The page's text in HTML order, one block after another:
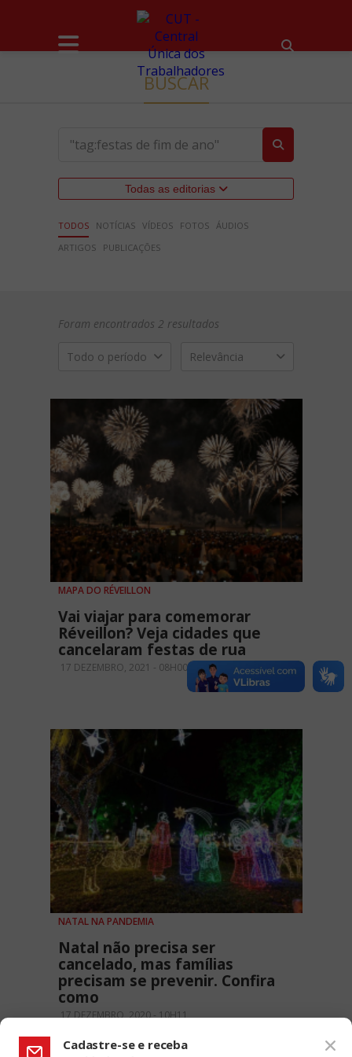
BUSCAR
Todas as editorias
TODOS NOTÍCIAS VÍDEOS FOTOS ÁUDIOS
ARTIGOS
PUBLICAÇÕES
Foram encontrados 2 resultados
Todo o período Relevância
MAPA DO RÉVEILLON
Vai viajar para comemorar
Réveillon? Veja cidades que
cancelaram festas de rua
17 DEZEMBRO, 2021 - 08H00
NATAL NA PANDEMIA
Natal não precisa ser
cancelado, mas famílias
precisam se prevenir. Confira
como
17 DEZEMBRO, 2020 - 10H11
Cadastre-se e receba